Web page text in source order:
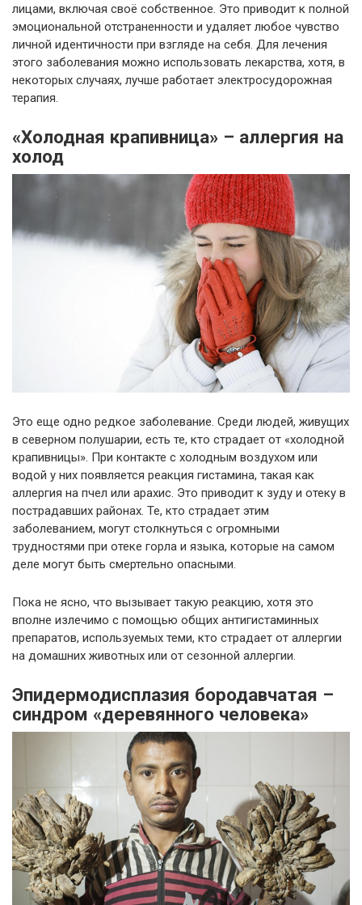
лицами, включая своё собственное. Это приводит к полной
эмоциональной отстраненности и удаляет любое чувство
личной идентичности при взгляде на себя. Для лечения
этого заболевания можно использовать лекарства, хотя, в
некоторых случаях, лучше работает электросудорожная
терапия.
«Холодная крапивница» – аллергия на
холод
Это еще одно редкое заболевание. Среди людей, живущих
в северном полушарии, есть те, кто страдает от «холодной
крапивницы». При контакте с холодным воздухом или
водой у них появляется реакция гистамина, такая как
аллергия на пчел или арахис. Это приводит к зуду и отеку в
пострадавших районах. Те, кто страдает этим
заболеванием, могут столкнуться с огромными
трудностями при отеке горла и языка, которые на самом
деле могут быть смертельно опасными.
Пока не ясно, что вызывает такую реакцию, хотя это
вполне излечимо с помощью общих антигистаминных
препаратов, используемых теми, кто страдает от аллергии
на домашних животных или от сезонной аллергии.
Эпидермодисплазия бородавчатая –
синдром «деревянного человека»